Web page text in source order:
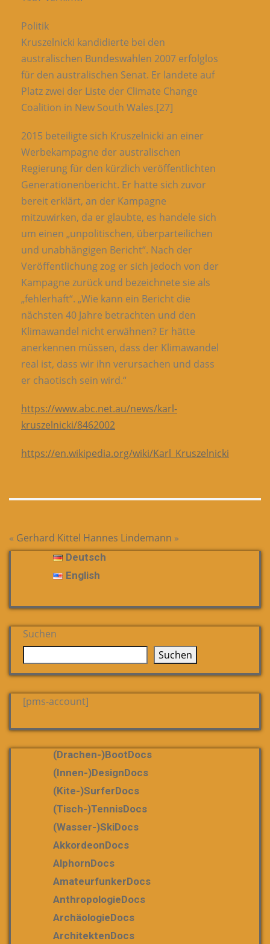
Politik
Kruszelnicki kandidierte bei den
australischen Bundeswahlen 2007 erfolglos
für den australischen Senat. Er landete auf
Platz zwei der Liste der Climate Change
Coalition in New South Wales.[27]
2015 beteiligte sich Kruszelnicki an einer
Werbekampagne der australischen
Regierung für den kürzlich veröffentlichten
Generationenbericht. Er hatte sich zuvor
bereit erklärt, an der Kampagne
mitzuwirken, da er glaubte, es handele sich
um einen „unpolitischen, überparteilichen
und unabhängigen Bericht“. Nach der
Veröffentlichung zog er sich jedoch von der
Kampagne zurück und bezeichnete sie als
„fehlerhaft“. „Wie kann ein Bericht die
nächsten 40 Jahre betrachten und den
Klimawandel nicht erwähnen? Er hätte
anerkennen müssen, dass der Klimawandel
real ist, dass wir ihn verursachen und dass
er chaotisch sein wird.“
https://www.abc.net.au/news/karl-
kruszelnicki/8462002
https://en.wikipedia.org/wiki/Karl_Kruszelnicki
« Gerhard Kittel Hannes Lindemann »
Deutsch
English
Suchen
Suchen
[pms-account]
(Drachen-)bootDocs
(Innen-)DesignDocs
(Kite-)SurferDocs
(Tisch-)TennisDocs
(Wasser-)SkiDocs
AkkordeonDocs
AlphornDocs
AmateurfunkerDocs
AnthropologieDocs
ArchäologieDocs
ArchitektenDocs